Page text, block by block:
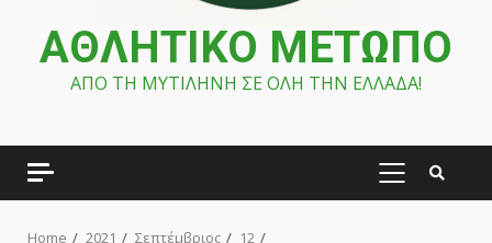
ΑΘΛΗΤΙΚΟ ΜΕΤΩΠΟ
ΑΠΟ ΤΗ ΜΥΤΙΛΗΝΗ ΣΕ ΟΛΗ ΤΗΝ ΕΛΛΑΔΑ!
PRIMARY
Home 2021 Σεπτέμβριος 12